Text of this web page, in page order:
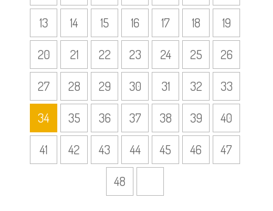
13
14 15 16 17 18
19
20
21 22 23 24 25
26
27
28 29 30 31 32
33
34
35 36 37 38 39
40
41
42 43 44 45 46
47
48